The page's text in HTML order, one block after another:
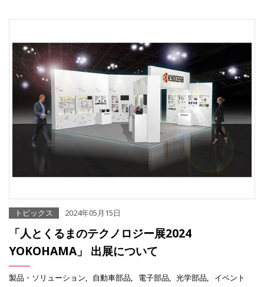
トピックス 2024年05月15日
「人とくるまのテクノロジー展2024
YOKOHAMA」 出展について
製品・ソリューション 自動車部品 電子部品 光学部品 イベント